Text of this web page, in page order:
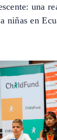
una
niñas en